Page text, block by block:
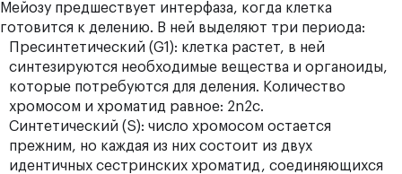
Мейозу предшествует интерфаза, когда клетка
готовится к делению. В ней выделяют три периода:
Пресинтетический (G1): клетка растет, в ней
синтезируются необходимые вещества и органоиды,
которые потребуются для деления. Количество
хромосом и хроматид равное: 2n2c.
Синтетический (S): число хромосом остается
прежним, но каждая из них состоит из двух
идентичных сестринских хроматид, соединяющихся